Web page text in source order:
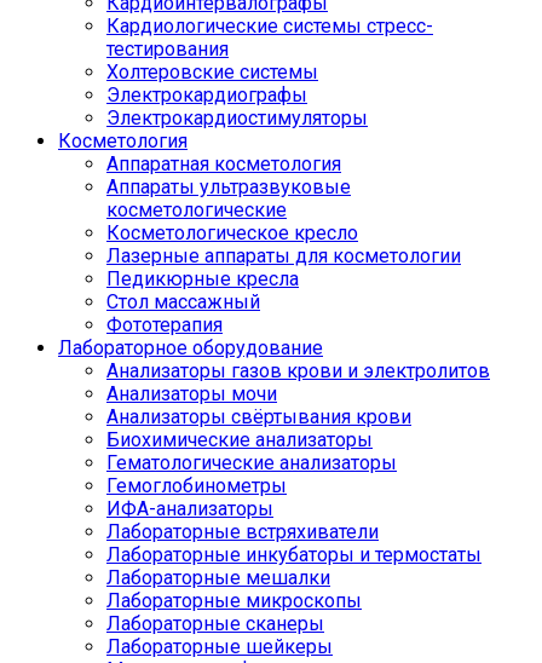
Кардиологические системы стресс-
тестирования
Холтеровские системы
Электрокардиографы
Электрокардиостимуляторы
Косметология
Аппаратная косметология
Аппараты ультразвуковые
косметологические
Косметологическое кресло
Лазерные аппараты для косметологии
Педикюрные кресла
Стол массажный
Фототерапия
Лабораторное оборудование
Анализаторы газов крови и электролитов
Анализаторы мочи
Анализаторы свёртывания крови
Биохимические анализаторы
Гематологические анализаторы
Гемоглобинометры
ИФА-анализаторы
Лабораторные встряхиватели
Лабораторные инкубаторы и термостаты
Лабораторные мешалки
Лабораторные микроскопы
Лабораторные сканеры
Лабораторные шейкеры